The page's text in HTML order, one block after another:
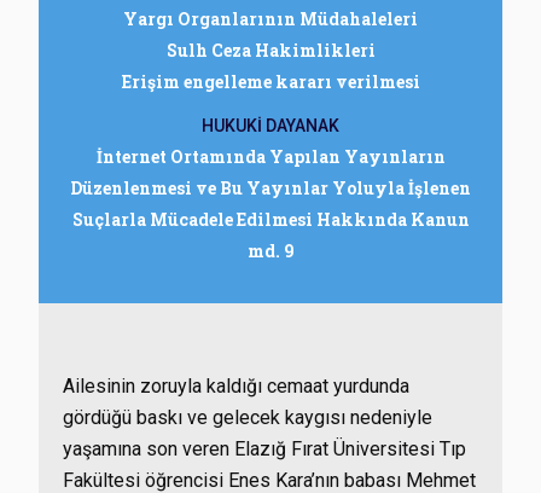
Yargı Organlarının Müdahaleleri
Sulh Ceza Hakimlikleri
Erişim engelleme kararı verilmesi
HUKUKİ DAYANAK
İnternet Ortamında Yapılan Yayınların
Düzenlenmesi ve Bu Yayınlar Yoluyla İşlenen
Suçlarla Mücadele Edilmesi Hakkında Kanun
md. 9
Ailesinin zoruyla kaldığı cemaat yurdunda
gördüğü baskı ve gelecek kaygısı nedeniyle
yaşamına son veren Elazığ Fırat Üniversitesi Tıp
Fakültesi öğrencisi Enes Kara’nın babası Mehmet